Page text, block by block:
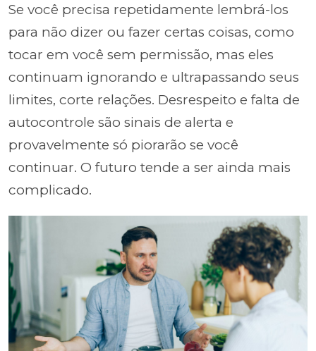
Se você precisa repetidamente lembrá-los
para não dizer ou fazer certas coisas, como
tocar em você sem permissão, mas eles
continuam ignorando e ultrapassando seus
limites, corte relações. Desrespeito e falta de
autocontrole são sinais de alerta e
provavelmente só piorarão se você
continuar. O futuro tende a ser ainda mais
complicado.